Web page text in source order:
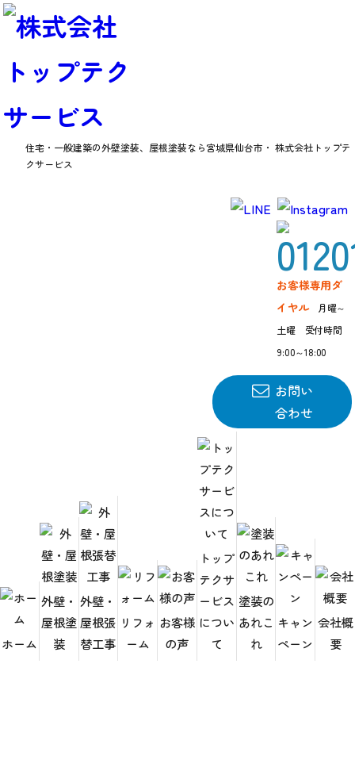
住宅・一般建築の外壁塗装、屋根塗装なら宮城県仙台市・ 株式会社トップテ
クサービス
お客様専用ダ
イヤル
月曜～
土曜 受付時間
9:00～18:00
お問い
合わせ
ホーム
外壁・
屋根塗
装
外壁・
屋根張
替工事
リフォ
ーム
お客様
の声
トップ
テクサ
ービス
につい
て
塗装の
あれこ
れ
キャン
ペーン
会社概
要
お客様の声
お客様の声
お客さまから頂きましたアンケートをご紹介いたしま
す。